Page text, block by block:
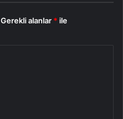
Gerekli alanlar * ile